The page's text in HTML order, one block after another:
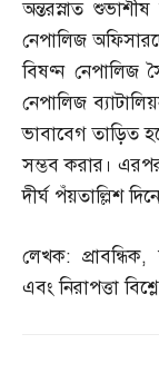
অন্তরস্নাত
নেপালিজ
বিষণ্ন নেপালিজ
নেপালিজ
ভাবাবেগ তাড়িত
সম্ভব করার।
দীর্ঘ পঁয়তাল্লিশ
লেখক: প্রাবন্ধিক,
এবং নিরাপত্তা